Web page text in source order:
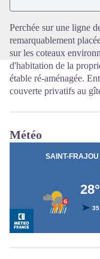
Perchée sur une ligne
remarquablement
sur les coteaux
d'habitation de la
étable ré-aménagée.
couverte privatifs au
Météo